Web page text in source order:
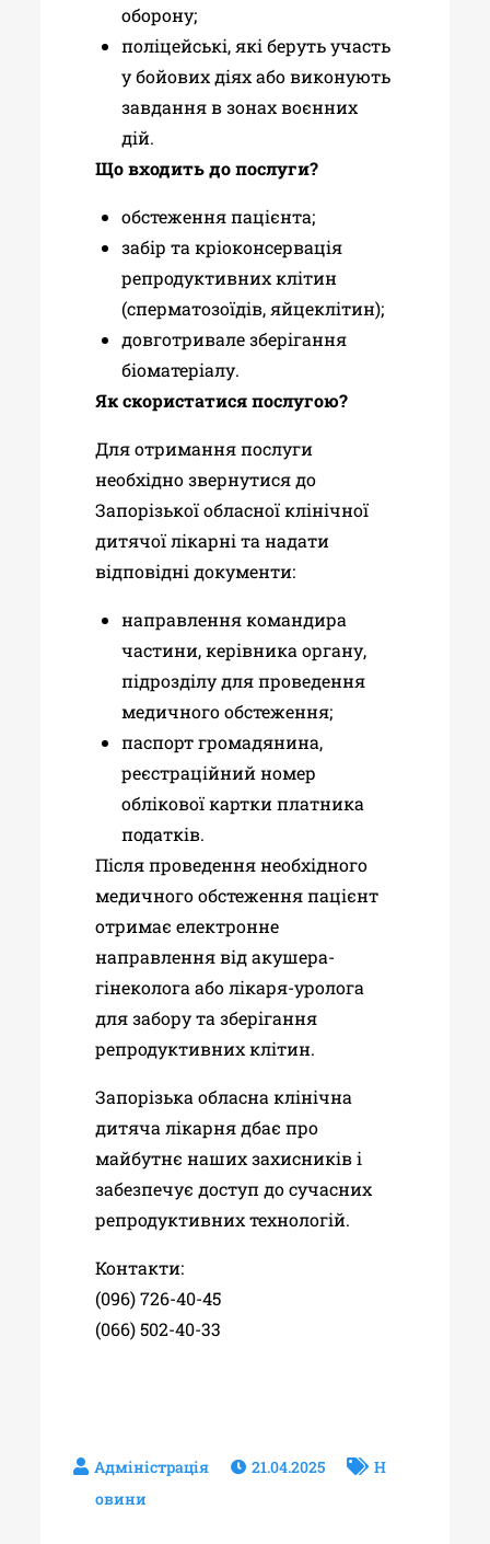
оборону;
поліцейські, які беруть участь
у бойових діях або виконують
завдання в зонах воєнних
дій.
Що входить до послуги?
обстеження пацієнта;
забір та кріоконсервація
репродуктивних клітин
(сперматозоїдів, яйцеклітин);
довготривале зберігання
біоматеріалу.
Як скористатися послугою?
Для отримання послуги
необхідно звернутися до
Запорізької обласної клінічної
дитячої лікарні та надати
відповідні документи:
направлення командира
частини, керівника органу,
підрозділу для проведення
медичного обстеження;
паспорт громадянина,
реєстраційний номер
облікової картки платника
податків.
Після проведення необхідного
медичного обстеження пацієнт
отримає електронне
направлення від акушера-
гінеколога або лікаря-уролога
для забору та зберігання
репродуктивних клітин.
Запорізька обласна клінічна
дитяча лікарня дбає про
майбутнє наших захисників і
забезпечує доступ до сучасних
репродуктивних технологій.
Контакти:
(096) 726-40-45
(066) 502-40-33
21.04.2025
Н
овини